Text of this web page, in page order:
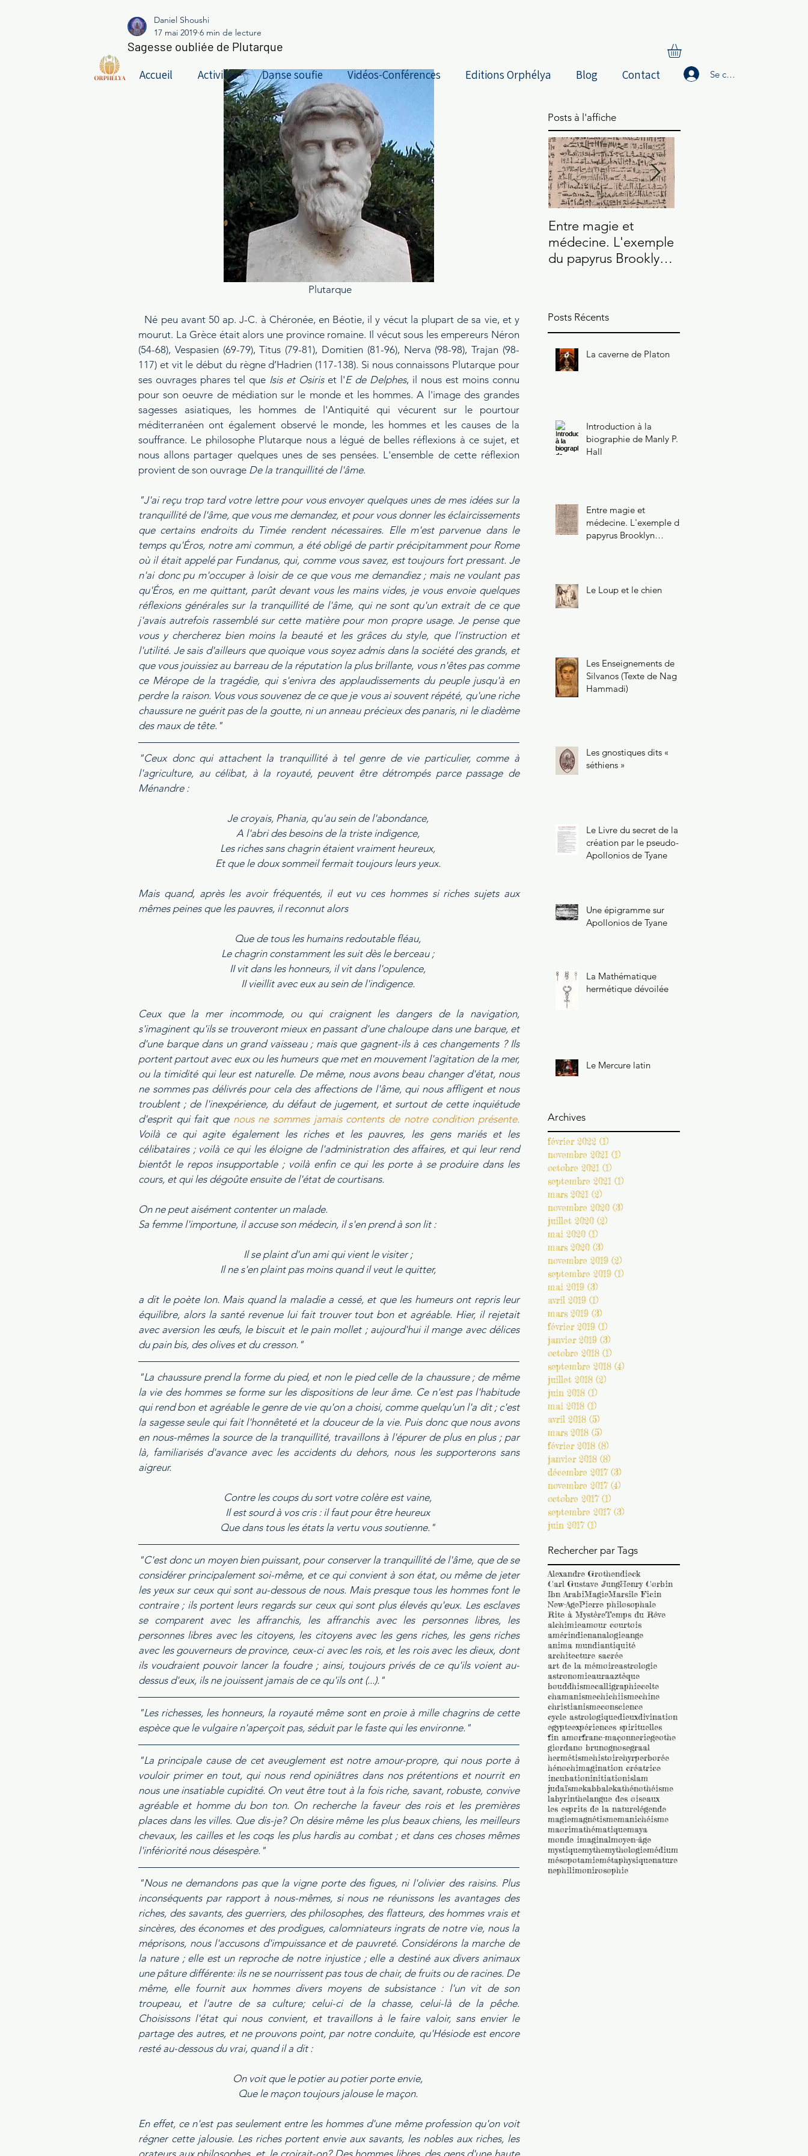
Accueil Activités Danse soufie Vidéos-Conférences Editions Orphélya Blog Contact Se connecter
Sagesse oubliée de Plutarque
Daniel Shoushi
17 mai 2019 6 min de lecture
Plutarque
mourut. La Grèce était alors une province romaine. Il vécut sous les empereurs Néron
(54-68), Vespasien (69-79), Titus (79-81), Domitien (81-96), Nerva (98-98), Trajan (98-
117) et vit le début du règne d’Hadrien (117-138). Si nous connaissons Plutarque pour
ses ouvrages phares tel que Isis et Osiris et l'E de Delphes, il nous est moins connu
pour son oeuvre de médiation sur le monde et les hommes. A l'image des grandes
sagesses asiatiques, les hommes de l'Antiquité qui vécurent sur le pourtour
méditerranéen ont également observé le monde, les hommes et les causes de la
souffrance. Le philosophe Plutarque nous a légué de belles réflexions à ce sujet, et
nous allons partager quelques unes de ses pensées. L'ensemble de cette réflexion
provient de son ouvrage De la tranquillité de l'âme.
"J'ai reçu trop tard votre lettre pour vous envoyer quelques unes de mes idées sur la
tranquillité de l'âme, que vous me demandez, et pour vous donner les éclaircissements
que certains endroits du Timée rendent nécessaires. Elle m'est parvenue dans le
temps qu'Éros, notre ami commun, a été obligé de partir précipitamment pour Rome
où il était appelé par Fundanus, qui, comme vous savez, est toujours fort pressant. Je
n'ai donc pu m'occuper à loisir de ce que vous me demandiez ; mais ne voulant pas
qu'Éros, en me quittant, parût devant vous les mains vides, je vous envoie quelques
réflexions générales sur la tranquillité de l'âme, qui ne sont qu'un extrait de ce que
j'avais autrefois rassemblé sur cette matière pour mon propre usage. Je pense que
vous y chercherez bien moins la beauté et les grâces du style, que l'instruction et
l'utilité. Je sais d'ailleurs que quoique vous soyez admis dans la société des grands, et
que vous jouissiez au barreau de la réputation la plus brillante, vous n'êtes pas comme
ce Mérope de la tragédie, qui s'enivra des applaudissements du peuple jusqu'à en
perdre la raison. Vous vous souvenez de ce que je vous ai souvent répété, qu'une riche
chaussure ne guérit pas de la goutte, ni un anneau précieux des panaris, ni le diadème
des maux de tête."
"Ceux donc qui attachent la tranquillité à tel genre de vie particulier, comme à
l'agriculture, au célibat, à la royauté, peuvent être détrompés parce passage de
Ménandre :
Je croyais, Phania, qu'au sein de l'abondance,
A l'abri des besoins de la triste indigence,
Les riches sans chagrin étaient vraiment heureux,
Et que le doux sommeil fermait toujours leurs yeux.
Mais quand, après les avoir fréquentés, il eut vu ces hommes si riches sujets aux
mêmes peines que les pauvres, il reconnut alors
Que de tous les humains redoutable fléau,
Le chagrin constamment les suit dès le berceau ;
II vit dans les honneurs, il vit dans l'opulence,
II vieillit avec eux au sein de l'indigence.
Ceux que la mer incommode, ou qui craignent les dangers de la navigation,
s'imaginent qu'ils se trouveront mieux en passant d'une chaloupe dans une barque, et
d'une barque dans un grand vaisseau ; mais que gagnent-ils à ces changements ? Ils
portent partout avec eux ou les humeurs que met en mouvement l'agitation de la mer,
ou la timidité qui leur est naturelle. De même, nous avons beau changer d'état, nous
ne sommes pas délivrés pour cela des affections de l'âme, qui nous affligent et nous
troublent ; de l'inexpérience, du défaut de jugement, et surtout de cette inquiétude
d'esprit qui fait que nous ne sommes jamais contents de notre condition présente.
Voilà ce qui agite également les riches et les pauvres, les gens mariés et les
célibataires ; voilà ce qui les éloigne de l'administration des affaires, et qui leur rend
bientôt le repos insupportable ; voilà enfin ce qui les porte à se produire dans les
cours, et qui les dégoûte ensuite de l'état de courtisans.
On ne peut aisément contenter un malade.
Sa femme l'importune, il accuse son médecin, il s'en prend à son lit :
Il se plaint d'un ami qui vient le visiter ;
Il ne s'en plaint pas moins quand il veut le quitter,
a dit le poète Ion. Mais quand la maladie a cessé, et que les humeurs ont repris leur
équilibre, alors la santé revenue lui fait trouver tout bon et agréable. Hier, il rejetait
avec aversion les œufs, le biscuit et le pain mollet ; aujourd'hui il mange avec délices
du pain bis, des olives et du cresson."
"La chaussure prend la forme du pied, et non le pied celle de la chaussure ; de même
la vie des hommes se forme sur les dispositions de leur âme. Ce n'est pas l'habitude
qui rend bon et agréable le genre de vie qu'on a choisi, comme quelqu'un l'a dit ; c'est
la sagesse seule qui fait l'honnêteté et la douceur de la vie. Puis donc que nous avons
en nous-mêmes la source de la tranquillité, travaillons à l'épurer de plus en plus ; par
là, familiarisés d'avance avec les accidents du dehors, nous les supporterons sans
aigreur.
Contre les coups du sort votre colère est vaine,
Il est sourd à vos cris : il faut pour être heureux
Que dans tous les états la vertu vous soutienne."
"C'est donc un moyen bien puissant, pour conserver la tranquillité de l'âme, que de se
considérer principalement soi-même, et ce qui convient à son état, ou même de jeter
les yeux sur ceux qui sont au-dessous de nous. Mais presque tous les hommes font le
contraire ; ils portent leurs regards sur ceux qui sont plus élevés qu'eux. Les esclaves
se comparent avec les affranchis, les affranchis avec les personnes libres, les
personnes libres avec les citoyens, les citoyens avec les gens riches, les gens riches
avec les gouverneurs de province, ceux-ci avec les rois, et les rois avec les dieux, dont
ils voudraient pouvoir lancer la foudre ; ainsi, toujours privés de ce qu'ils voient au-
dessus d'eux, ils ne jouissent jamais de ce qu'ils ont (...)."
"Les richesses, les honneurs, la royauté même sont en proie à mille chagrins de cette
espèce que le vulgaire n'aperçoit pas, séduit par le faste qui les environne."
"La principale cause de cet aveuglement est notre amour-propre, qui nous porte à
vouloir primer en tout, qui nous rend opiniâtres dans nos prétentions et nourrit en
nous une insatiable cupidité. On veut être tout à la fois riche, savant, robuste, convive
agréable et homme du bon ton. On recherche la faveur des rois et les premières
places dans les villes. Que dis-je? On désire même les plus beaux chiens, les meilleurs
chevaux, les cailles et les coqs les plus hardis au combat ; et dans ces choses mêmes
l'infériorité nous désespère."
"Nous ne demandons pas que la vigne porte des figues, ni l'olivier des raisins. Plus
inconséquents par rapport à nous-mêmes, si nous ne réunissons les avantages des
riches, des savants, des guerriers, des philosophes, des flatteurs, des hommes vrais et
sincères, des économes et des prodigues, calomniateurs ingrats de notre vie, nous la
méprisons, nous l'accusons d'impuissance et de pauvreté. Considérons la marche de
la nature ; elle est un reproche de notre injustice ; elle a destiné aux divers animaux
une pâture différente: ils ne se nourrissent pas tous de chair, de fruits ou de racines. De
même, elle fournit aux hommes divers moyens de subsistance : l'un vit de son
troupeau, et l'autre de sa culture; celui-ci de la chasse, celui-là de la pêche.
Choisissons l'état qui nous convient, et travaillons à le faire valoir, sans envier le
partage des autres, et ne prouvons point, par notre conduite, qu'Hésiode est encore
resté au-dessous du vrai, quand il a dit :
On voit que le potier au potier porte envie,
Que le maçon toujours jalouse le maçon.
En effet, ce n'est pas seulement entre les hommes d'une même profession qu'on voit
régner cette jalousie. Les riches portent envie aux savants, les nobles aux riches, les
orateurs aux philosophes, et, le croirait-on? Des hommes libres, des gens d'une haute
Posts à l'affiche
Entre magie et
médecine. L'exemple
du papyrus Brooklyn
Posts Récents
La caverne de Platon
Introduction à la
biographie de Manly P.
Hall
Entre magie et
médecine. L'exemple du
papyrus Brooklyn
Le Loup et le chien
Les Enseignements de
Silvanos (Texte de Nag
Hammadi)
Les gnostiques dits «
séthiens »
Le Livre du secret de la
création par le pseudo-
Apollonios de Tyane
Une épigramme sur
Apollonios de Tyane
La Mathématique
hermétique dévoilée
Le Mercure latin
Archives
février 2022 (1)
novembre 2021 (1)
octobre 2021 (1)
septembre 2021 (1)
mars 2021 (2)
novembre 2020 (3)
juillet 2020 (2)
mai 2020 (1)
mars 2020 (3)
novembre 2019 (2)
septembre 2019 (1)
mai 2019 (3)
avril 2019 (1)
mars 2019 (3)
février 2019 (1)
janvier 2019 (3)
octobre 2018 (1)
septembre 2018 (4)
juillet 2018 (2)
juin 2018 (1)
mai 2018 (1)
avril 2018 (5)
mars 2018 (5)
février 2018 (8)
janvier 2018 (8)
décembre 2017 (3)
novembre 2017 (4)
octobre 2017 (1)
septembre 2017 (3)
juin 2017 (1)
Rechercher par Tags
Alexandre Grothendieck
Carl Gustave JungHenry Corbin
Ibn ArabiMagieMarsile Ficin
New-AgePierre philosophale
Rite à MystèreTemps du Rêve
alchimieamour courtois
amérindienanalogieange
anima mundiantiquité
architecture sacrée
art de la mémoireastrologie
astronomieauraaztèque
bouddhismecalligraphiecelte
chamanismechichiismechine
christianismeconscience
cycle astrologiquedieuxdivination
egypteexpériences spirituelles
fin amorfranc-maçonneriegeothe
giordano brunognosegraal
hermétismehistoirehyrperborée
hénochimagination créatrice
incubationinitiationislam
judaïsmekabbalekathénothéisme
labyrinthelangue des oiseaux
les esprits de la naturelégende
magiemagnétismemanichéisme
maorimathématiquemaya
monde imaginalmoyen-âge
mystiquemythemythologiemédium
mésopotamiemétaphysiquenature
nephilimonirosophie